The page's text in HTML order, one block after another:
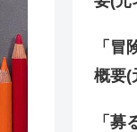
「冒
概要(
「募